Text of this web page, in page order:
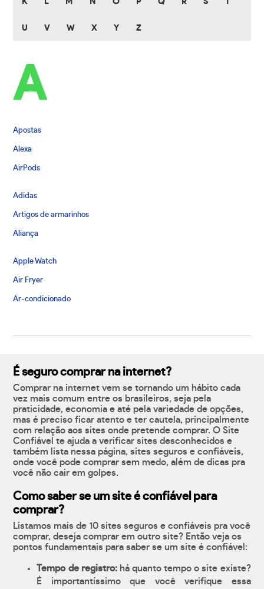
K L M N O P Q R S
U V W X Y Z
A
Apostas
Alexa
AirPods
Adidas
Artigos de armarinhos
Aliança
Apple Watch
Air Fryer
Ar-condicionado
É seguro comprar na internet?
Comprar na internet vem se tornando um hábito cada
vez mais comum entre os brasileiros, seja pela
praticidade, economia e até pela variedade de opções,
mas é preciso ficar atento e ter cautela, principalmente
com relação aos sites onde pretende comprar. O Site
Confiável te ajuda a verificar sites desconhecidos e
também lista nessa página, sites seguros e confiáveis,
onde você pode comprar sem medo, além de dicas pra
você não cair em golpes.
Como saber se um site é confiável para
comprar?
Listamos mais de 10 sites seguros e confiáveis pra você
comprar, deseja comprar em outro site? Então veja os
pontos fundamentais para saber se um site é confiável:
Tempo de registro:há quanto tempo o site existe?
É importantíssimo que você verifique essa